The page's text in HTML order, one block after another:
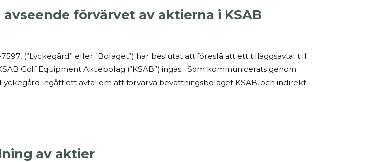
förvärvet av aktierna i KSAB
(”Lyckegård” eller ”Bolaget”) har beslutat att föreslå att ett tilläggsavtal till
Golf Equipment Aktiebolag (”KSAB”) ingås Som kommunicerats genom
ingått ett avtal om att förvärva bevattningsbolaget KSAB, och indirekt
av aktier